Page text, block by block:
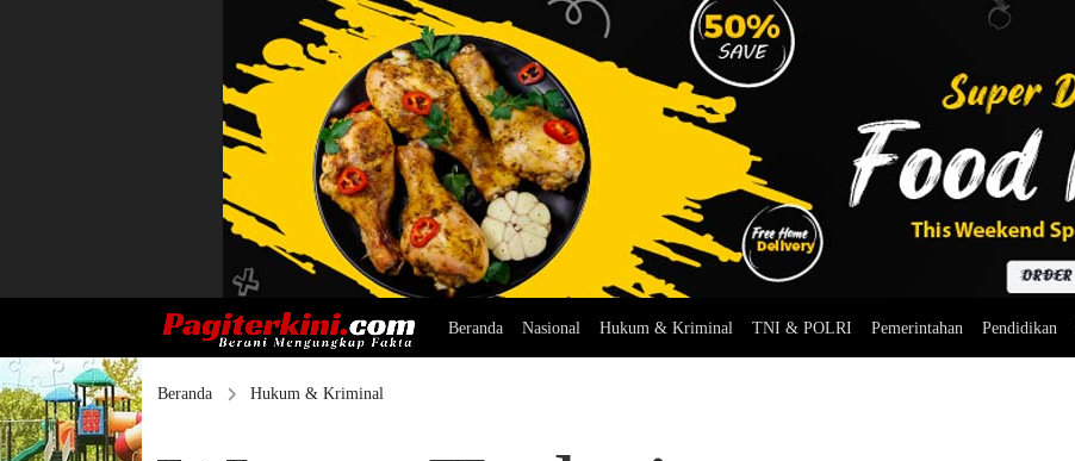
Beranda Nasional Hukum & Kriminal TNI & POLRI Pemerintahan Pendidikan
Beranda Hukum & Kriminal